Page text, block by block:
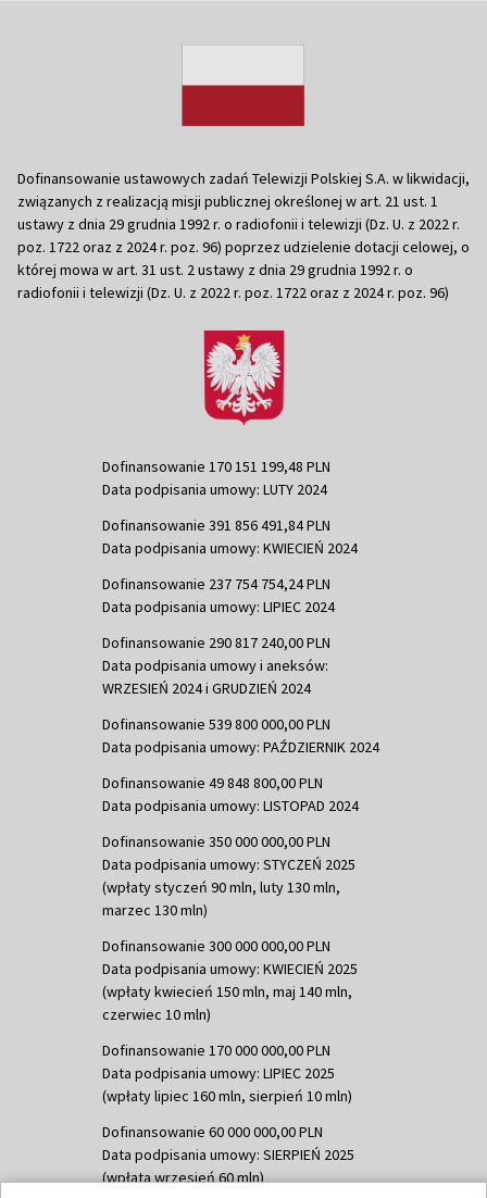
Dofinansowanie ustawowych zadań Telewizji Polskiej S.A. w likwidacji,
związanych z realizacją misji publicznej określonej w art. 21 ust. 1
ustawy z dnia 29 grudnia 1992 r. o radiofonii i telewizji (Dz. U. z 2022 r.
poz. 1722 oraz z 2024 r. poz. 96) poprzez udzielenie dotacji celowej, o
której mowa w art. 31 ust. 2 ustawy z dnia 29 grudnia 1992 r. o
radiofonii i telewizji (Dz. U. z 2022 r. poz. 1722 oraz z 2024 r. poz. 96)
Dofinansowanie 170 151 199,48 PLN
Data podpisania umowy: LUTY 2024
Dofinansowanie 391 856 491,84 PLN
Data podpisania umowy: KWIECIEŃ 2024
Dofinansowanie 237 754 754,24 PLN
Data podpisania umowy: LIPIEC 2024
Dofinansowanie 290 817 240,00 PLN
Data podpisania umowy i aneksów:
WRZESIEŃ 2024 i GRUDZIEŃ 2024
Dofinansowanie 539 800 000,00 PLN
Data podpisania umowy: PAŹDZIERNIK 2024
Dofinansowanie 49 848 800,00 PLN
Data podpisania umowy: LISTOPAD 2024
Dofinansowanie 350 000 000,00 PLN
Data podpisania umowy: STYCZEŃ 2025
(wpłaty styczeń 90 mln, luty 130 mln,
marzec 130 mln)
Dofinansowanie 300 000 000,00 PLN
Data podpisania umowy: KWIECIEŃ 2025
(wpłaty kwiecień 150 mln, maj 140 mln,
czerwiec 10 mln)
Dofinansowanie 170 000 000,00 PLN
Data podpisania umowy: LIPIEC 2025
(wpłaty lipiec 160 mln, sierpień 10 mln)
Dofinansowanie 60 000 000,00 PLN
Data podpisania umowy: SIERPIEŃ 2025
(wpłata wrzesień 60 mln)